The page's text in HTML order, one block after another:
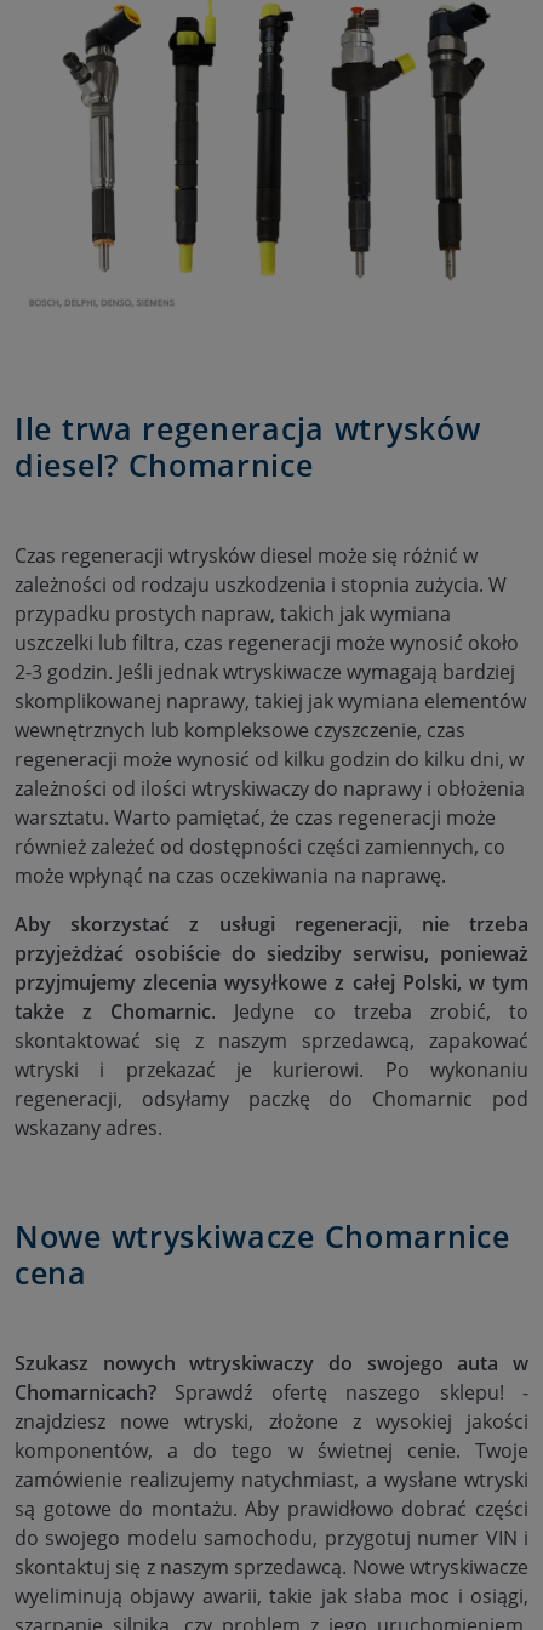
Ile trwa regeneracja wtrysków
diesel? Chomarnice
Czas regeneracji wtrysków diesel może się różnić w
zależności od rodzaju uszkodzenia i stopnia zużycia. W
przypadku prostych napraw, takich jak wymiana
uszczelki lub filtra, czas regeneracji może wynosić około
2-3 godzin. Jeśli jednak wtryskiwacze wymagają bardziej
skomplikowanej naprawy, takiej jak wymiana elementów
wewnętrznych lub kompleksowe czyszczenie, czas
regeneracji może wynosić od kilku godzin do kilku dni, w
zależności od ilości wtryskiwaczy do naprawy i obłożenia
warsztatu. Warto pamiętać, że czas regeneracji może
również zależeć od dostępności części zamiennych, co
może wpłynąć na czas oczekiwania na naprawę.
Aby skorzystać z usługi regeneracji, nie trzeba
przyjeżdżać osobiście do siedziby serwisu, ponieważ
przyjmujemy zlecenia wysyłkowe z całej Polski, w tym
także z Chomarnic. Jedyne co trzeba zrobić, to
skontaktować się z naszym sprzedawcą, zapakować
wtryski i przekazać je kurierowi. Po wykonaniu
regeneracji, odsyłamy paczkę do Chomarnic pod
wskazany adres.
Nowe wtryskiwacze Chomarnice
cena
Szukasz nowych wtryskiwaczy do swojego auta w
Chomarnicach? Sprawdź ofertę naszego sklepu! -
znajdziesz nowe wtryski, złożone z wysokiej jakości
komponentów, a do tego w świetnej cenie. Twoje
zamówienie realizujemy natychmiast, a wysłane wtryski
są gotowe do montażu. Aby prawidłowo dobrać części
do swojego modelu samochodu, przygotuj numer VIN i
skontaktuj się z naszym sprzedawcą. Nowe wtryskiwacze
wyeliminują objawy awarii, takie jak słaba moc i osiągi,